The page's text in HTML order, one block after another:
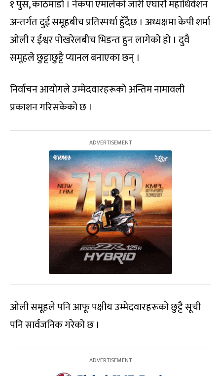
१ पुस, काठमाडौं । नेकपा एमालेको जारी एघारौं महाधिवेशन
अन्तर्गत दुई समूहबीच प्रतिस्पर्धा हुँदैछ । अध्यक्षमा केपी शर्मा
ओली र ईश्वर पोखरेलबीच भिडन्त हुन लागेको हो । दुवै
समूहले छुट्टाछुट्टै प्यानल बनाएका छन् ।
निर्वाचन आयोगले उम्मेदवारहरूको अन्तिम नामावली
प्रकाशन गरिसकेको छ ।
ओली समूहले पनि आफू पक्षीय उम्मेदवारहरूको छुट्टै सूची
पनि सार्वजनिक गरेको छ ।